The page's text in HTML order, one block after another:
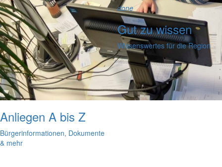
Anliegen A bis Z
Bürgerinformationen, Dokumente
& mehr
done
Gut zu wissen
Wissenswertes für die Region